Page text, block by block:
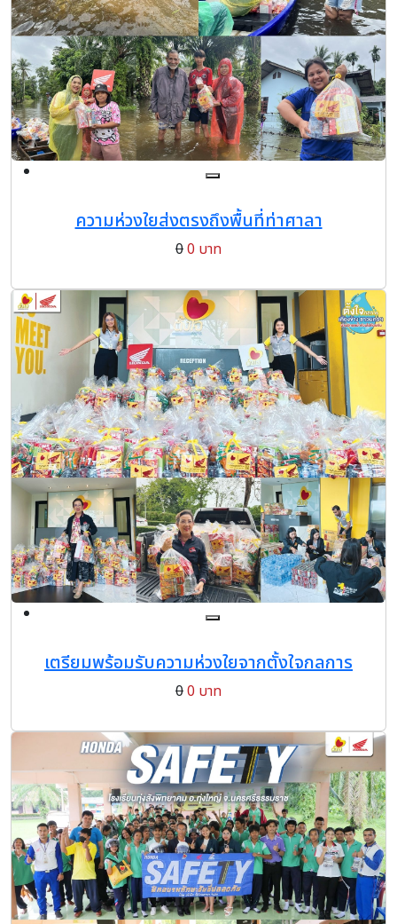
ความห่วงใยส่งตรงถึงพื้นที่ท่าศาลา
00 บาท
เตรียมพร้อมรับความห่วงใยจากตั้งใจกลการ
00 บาท